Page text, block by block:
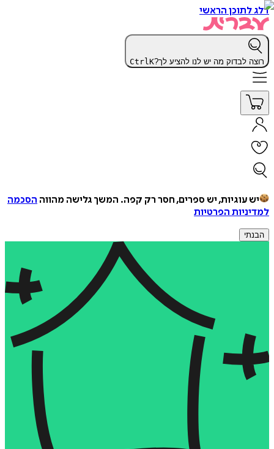
דלג לתוכן הראשי
רוצה לבדוק מה יש לנו להציע לך? CtrlK
יש עוגיות, יש ספרים, חסר רק קפה. המשך גלישה מהווה הסכמה
למדיניות הפרטיות
הבנתי